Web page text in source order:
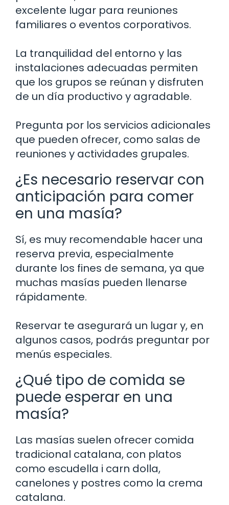
excelente lugar para reuniones
familiares o eventos corporativos.
La tranquilidad del entorno y las
instalaciones adecuadas permiten
que los grupos se reúnan y disfruten
de un día productivo y agradable.
Pregunta por los servicios adicionales
que pueden ofrecer, como salas de
reuniones y actividades grupales.
¿Es necesario reservar con
anticipación para comer
en una masía?
Sí, es muy recomendable hacer una
reserva previa, especialmente
durante los fines de semana, ya que
muchas masías pueden llenarse
rápidamente.
Reservar te asegurará un lugar y, en
algunos casos, podrás preguntar por
menús especiales.
¿Qué tipo de comida se
puede esperar en una
masía?
Las masías suelen ofrecer comida
tradicional catalana, con platos
como escudella i carn dolla,
canelones y postres como la crema
catalana.